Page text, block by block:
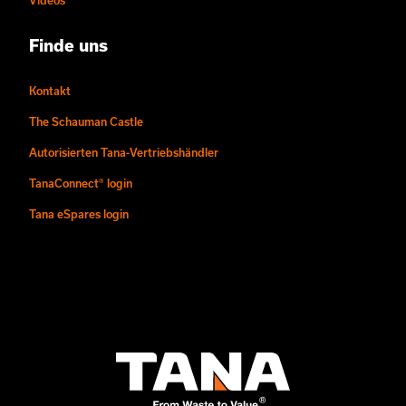
Finde uns
Kontakt
The Schauman Castle
Autorisierten Tana-Vertriebshändler
TanaConnect® login
Tana eSpares login